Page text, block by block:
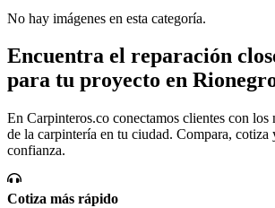
No hay imágenes en esta categoría.
Encuentra el reparación
para tu proyecto en
En Carpinteros.co conectamos clientes con los
de la carpintería en tu ciudad. Compara, cotiza
confianza.
Cotiza más rápido